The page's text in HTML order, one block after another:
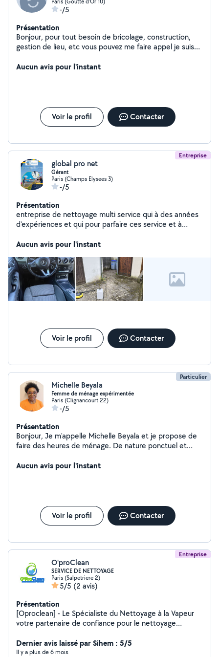
-/5
Présentation
Bonjour, pour tout besoin de bricolage, construction,
gestion de lieu, etc vous pouvez me faire appel je suis
n'hésitez pas à me contacter pour vos besoins
Aucun avis pour l'instant
Voir le profil Contacter
Entreprise
global pro net
Gérant
Paris (Champs Elysees 3)
-/5
Présentation
entreprise de nettoyage multi service qui à des années
d'expériences et qui pour parfaire ces service et à
Aucun avis pour l'instant
Voir le profil Contacter
Particulier
Michelle Beyala
Femme de ménage expérimentée
Paris (Clignancourt 22)
-/5
Présentation
Bonjour, Je m'appelle Michelle Beyala et je propose de
faire des heures de ménage. De nature ponctuel et
et effectuer les tâches ménagères de manière efficace.
Je peux vous fournir des références si vous le souhaitez.
N'hésitez pas à me contacter. Bonne journée et à
bientôt.
Aucun avis pour l'instant
Voir le profil Contacter
Entreprise
O'proClean
SERVICE DE NETTOYAGE
Paris (Salpetriere 2)
5/5 (2 avis)
Présentation
[Oproclean] - Le Spécialiste du Nettoyage à la Vapeur
votre partenaire de confiance pour le nettoyage
et matelas. Nous sommes dévoués à redonner à vos
espaces de vie et de travail toute leur fraîcheur et leur
Dernier avis laissé par Sihem : 5/5
Il y a plus de 6 mois